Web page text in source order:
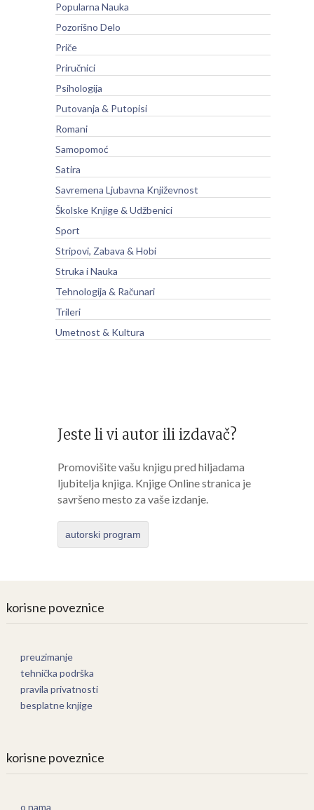
Popularna Nauka
Pozorišno Delo
Priče
Priručnici
Psihologija
Putovanja & Putopisi
Romani
Samopomoć
Satira
Savremena Ljubavna Književnost
Školske Knjige & Udžbenici
Sport
Stripovi, Zabava & Hobi
Struka i Nauka
Tehnologija & Računari
Trileri
Umetnost & Kultura
Jeste li vi autor ili izdavač?
Promovišite vašu knjigu pred hiljadama
ljubitelja knjiga. Knjige Online stranica je
savršeno mesto za vaše izdanje.
autorski program
korisne poveznice
preuzimanje
tehnička podrška
pravila privatnosti
besplatne knjige
korisne poveznice
o nama